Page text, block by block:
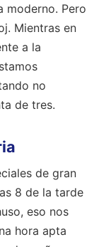
moderno. Pero
Mientras en
a la
no
de tres.
de gran
8 de la tarde
eso nos
hora apta